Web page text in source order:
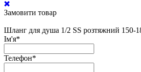
Замовити товар
Шланг для душа 1/2 SS розтяжний 150-
Ім'я*
Телефон*